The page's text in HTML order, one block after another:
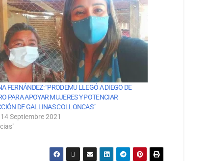
FERNÁNDEZ: “PRODEMU LLEGÓ A DIEGO DE
PARA APOYAR MUJERES Y POTENCIAR
DE GALLINAS COLLONCAS”
Septiembre 2021